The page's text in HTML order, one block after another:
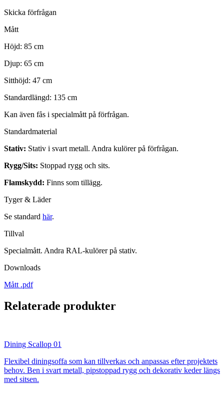
Skicka förfrågan
Mått
Höjd: 85 cm
Djup: 65 cm
Sitthöjd: 47 cm
Standardlängd: 135 cm
Kan även fås i specialmått på förfrågan.
Standardmaterial
Stativ: Stativ i svart metall. Andra kulörer på förfrågan.
Rygg/Sits: Stoppad rygg och sits.
Flamskydd: Finns som tillägg.
Tyger & Läder
Se standard här.
Tillval
Specialmått. Andra RAL-kulörer på stativ.
Downloads
Mått .pdf
Relaterade produkter
Dining Scallop 01
Flexibel diningsoffa som kan tillverkas och anpassas efter projektets
behov. Ben i svart metall, pipstoppad rygg och dekorativ keder längs
med sitsen.